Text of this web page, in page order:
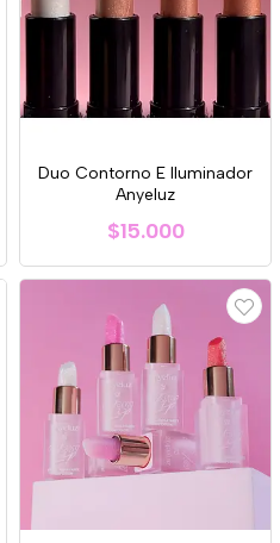
Duo Contorno E Iluminador
Anyeluz
$15.000